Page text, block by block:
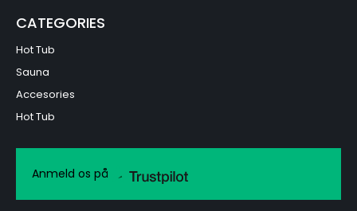
CATEGORIES
Hot Tub
Sauna
Accesories
Hot Tub
Anmeld os på